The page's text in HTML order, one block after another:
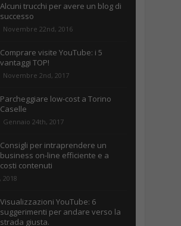
Alcuni trucchi per avere un blog di
successo
Novembre 22nd, 2016
Comprare visite YouTube: i 5
vantaggi TOP!
Novembre 2nd, 2017
Parcheggiare low-cost a Torino
Caselle
Gennaio 24th, 2017
Consigli per intraprendere un
business on-line efficiente e a
costi contenuti
2018
Visualizzazioni YouTube: 6
suggerimenti per andare verso la
strada giusta.